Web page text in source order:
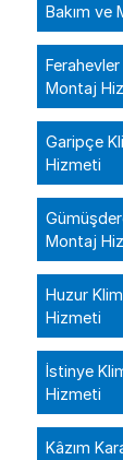
Bakım ve
Montaj
Garipçe
Hizmeti
Montaj
Huzur
Hizmeti
İstinye
Hizmeti
Kâzım